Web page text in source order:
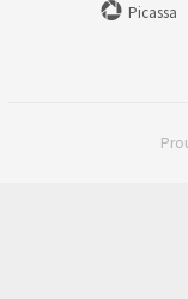
Picassa